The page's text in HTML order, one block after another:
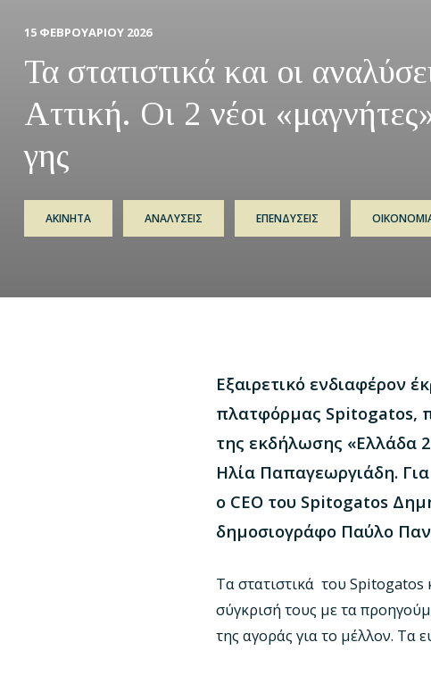
15 ΦΕΒΡΟΥΑΡΙΟΥ 2026
Τα στατιστικά και οι
Αττική. Οι 2 νέοι
γης
ΑΚΙΝΗΤΑ ΑΝΑΛΥΣΕΙΣ ΕΠΕΝΔΥΣΕΙΣ
Εξαιρετικό ενδιαφέρον
πλατφόρμας Spitogatos,
της εκδήλωσης «Ελλάδα
Ηλία Παπαγεωργιάδη.
ο CEO του Spitogatos
δημοσιογράφο Παύλο
Τα στατιστικά του
σύγκρισή τους με τα
της αγοράς για το μέλλον. Τα